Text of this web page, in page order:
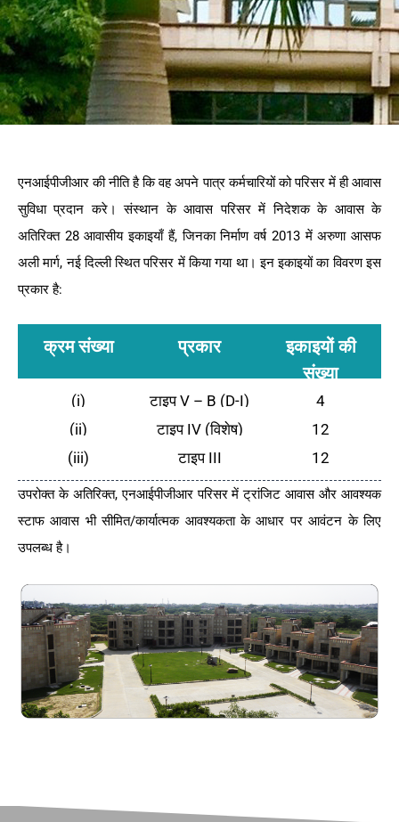
एनआईपीजीआर की नीति है कि वह अपने पात्र कर्मचारियों को परिसर में ही आवास
सुविधा प्रदान करे। संस्थान के आवास परिसर में निदेशक के आवास के
अतिरिक्त 28 आवासीय इकाइयाँ हैं, जिनका निर्माण वर्ष 2013 में अरुणा आसफ
अली मार्ग, नई दिल्ली स्थित परिसर में किया गया था। इन इकाइयों का विवरण इस
प्रकार है:
क्रम संख्या प्रकार
इकाइयों की
संख्या
(i) टाइप V – B (D-I)
4
(ii)
टाइप IV (विशेष)
12
(iii)
टाइप III 12
उपरोक्त के अतिरिक्त, एनआईपीजीआर परिसर में ट्रांजिट आवास और आवश्यक
स्टाफ आवास भी सीमित/कार्यात्मक आवश्यकता के आधार पर आवंटन के लिए
उपलब्ध है।